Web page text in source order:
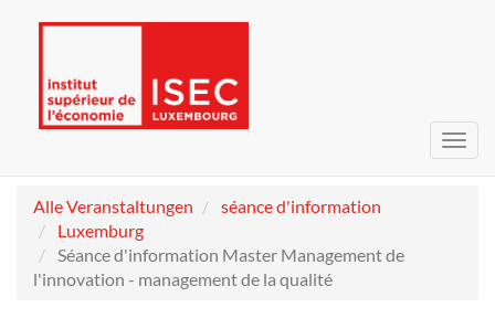
Alle Veranstaltungen
séance d'information
Luxemburg
Séance d'information Master Management de
l'innovation - management de la qualité